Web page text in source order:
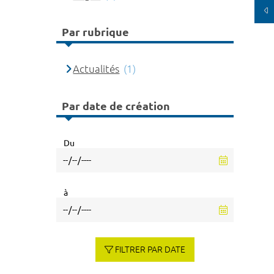
Par rubrique
Actualités (1)
Par date de création
Du
à
FILTRER PAR DATE